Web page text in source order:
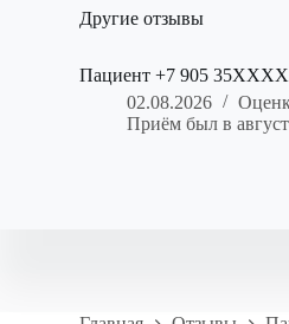
Другие отзывы
Пациент +7 905
02.08.2026
Приём был в